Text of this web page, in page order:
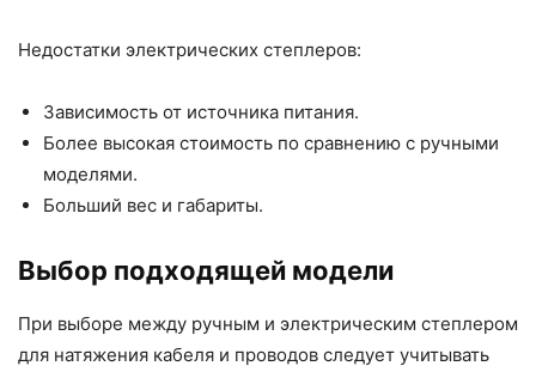
Недостатки электрических степлеров:
Зависимость от источника питания.
Более высокая стоимость по сравнению с ручными
моделями.
Больший вес и габариты.
Выбор подходящей модели
При выборе между ручным и электрическим степлером
для натяжения кабеля и проводов следует учитывать